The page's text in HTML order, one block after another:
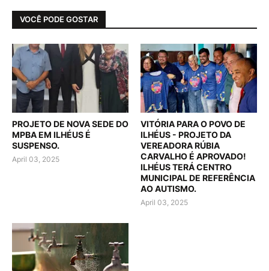
VOCÊ PODE GOSTAR
PROJETO DE NOVA SEDE DO
MPBA EM ILHÉUS É
SUSPENSO.
April 03, 2025
VITÓRIA PARA O POVO DE
ILHÉUS - PROJETO DA
VEREADORA RÚBIA
CARVALHO É APROVADO!
ILHÉUS TERÁ CENTRO
MUNICIPAL DE REFERÊNCIA
AO AUTISMO.
April 03, 2025